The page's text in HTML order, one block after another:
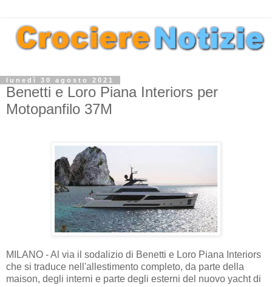
lunedì 30 agosto 2021
Benetti e Loro Piana Interiors per
Motopanfilo 37M
MILANO - Al via il sodalizio di Benetti e Loro Piana Interiors
che si traduce nell'allestimento completo, da parte della
maison, degli interni e parte degli esterni del nuovo yacht di